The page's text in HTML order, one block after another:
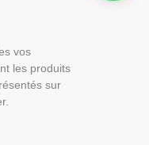
vos
les produits
sur